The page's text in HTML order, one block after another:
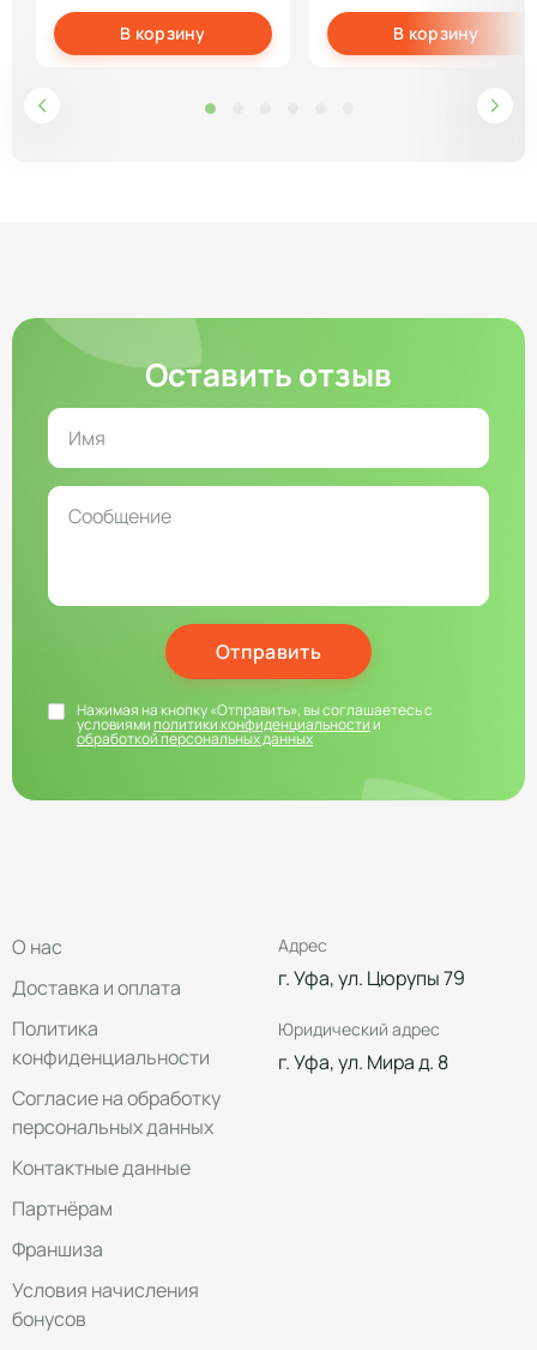
В корзину В корзину
Оставить отзыв
Отправить
Нажимая на кнопку «Отправить», вы соглашаетесь с
условиямиполитики конфиденциальностии
обработкой персональных данных
О нас
Доставка и оплата
Политика
конфиденциальности
Согласие на обработку
персональных данных
Контактные данные
Партнёрам
Франшиза
Условия начисления
бонусов
Адрес
г. Уфа, ул. Цюрупы 79
Юридический адрес
г. Уфа, ул. Мира д. 8